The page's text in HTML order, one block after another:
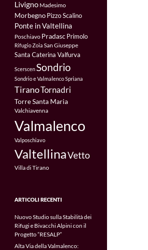
Livigno Madesimo
MorbegnoPizzo Scalino
Ponte in Valtellina
Poschiavo Pradasc Primolo
Rifugio Zoia San Giuseppe
Santa Caterina Valfurva
ScerscenSondrio
Sondrio e ValmalencoSpriana
TiranoTornadri
Torre Santa Maria
Valchiavenna
Valmalenco
Valposchiavo
ValtellinaVetto
Villa di Tirano
ARTICOLI RECENTI
Nuovo Studio sulla Stabilità dei
Rifugi e Bivacchi Alpini con il
Progetto “RESALP”
Alta Via della Valmalenco: